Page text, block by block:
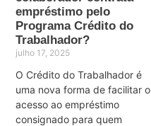
empréstimo pelo
Programa Crédito do
Trabalhador?
julho 17, 2025
O Crédito do Trabalhador é
uma nova forma de facilitar o
acesso ao empréstimo
consignado para quem